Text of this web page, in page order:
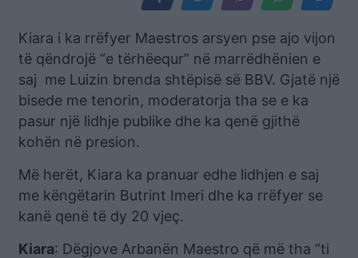
Kiara i ka rrëfyer Maestros arsyen pse ajo vijon
të qëndrojë “e tërhëequr” në marrëdhënien e
saj me Luizin brenda shtëpisë së BBV. Gjatë një
bisede me tenorin, moderatorja tha se e ka
pasur një lidhje publike dhe ka qenë gjithë
kohën në presion.
Më herët, Kiara ka pranuar edhe lidhjen e saj
me këngëtarin Butrint Imeri dhe ka rrëfyer se
kanë qenë të dy 20 vjeç.
Kiara: Dëgjove Arbanën Maestro që më tha “ti